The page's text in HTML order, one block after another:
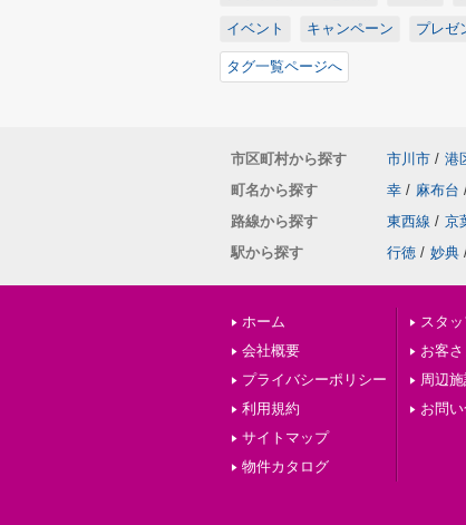
イベント キャンペーン プレゼ
タグ一覧ページへ
市区町村から探す 市川市 / 港
町名から探す
幸 / 麻布台
路線から探す
東西線 / 京
駅から探す
行徳 / 妙典
ホーム
会社概要
プライバシーポリシー
利用規約
サイトマップ
物件カタログ
スタ
お客
周辺
お問